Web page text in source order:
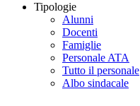
Tipologie
Alunni
Docenti
Famiglie
Personale ATA
Tutto il personale
Albo sindacale